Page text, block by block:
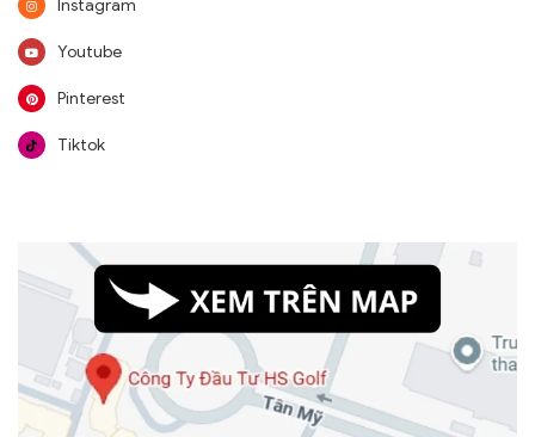
Instagram
Youtube
Pinterest
Tiktok